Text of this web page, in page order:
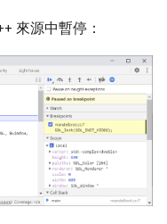
來源中暫停：